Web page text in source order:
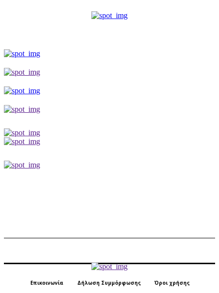
Επικοινωνία Δήλωση Συμμόρφωσης Όροι χρήσης